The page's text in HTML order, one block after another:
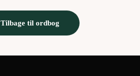
Tilbage til ordbog